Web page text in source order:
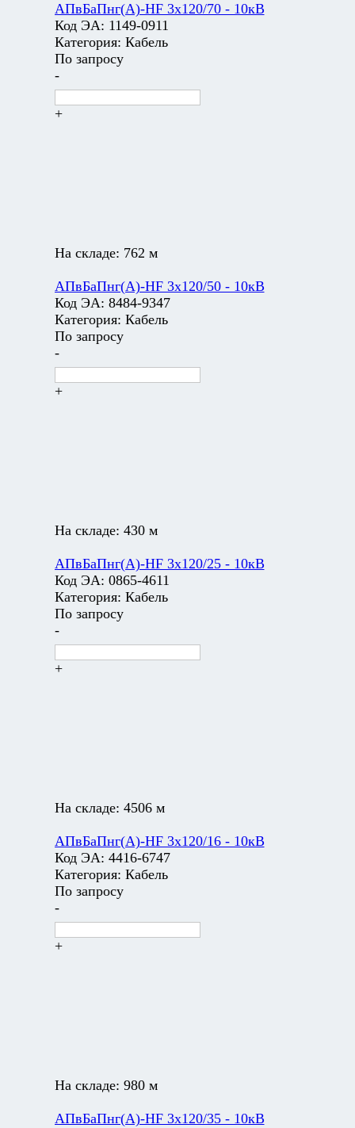
АПвБаПнг(А)-HF 3х120/70 - 10кВ
Код ЭА: 1149-0911
Категория: Кабель
По запросу
-
+
На складе: 762 м
АПвБаПнг(А)-HF 3х120/50 - 10кВ
Код ЭА: 8484-9347
Категория: Кабель
По запросу
-
+
На складе: 430 м
АПвБаПнг(А)-HF 3х120/25 - 10кВ
Код ЭА: 0865-4611
Категория: Кабель
По запросу
-
+
На складе: 4506 м
АПвБаПнг(А)-HF 3х120/16 - 10кВ
Код ЭА: 4416-6747
Категория: Кабель
По запросу
-
+
На складе: 980 м
АПвБаПнг(А)-HF 3х120/35 - 10кВ